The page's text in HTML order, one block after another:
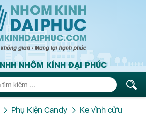
NHÔM KÍNH ĐẠI PHÚC
Phụ Kiện Candy
Ke vĩnh cửu